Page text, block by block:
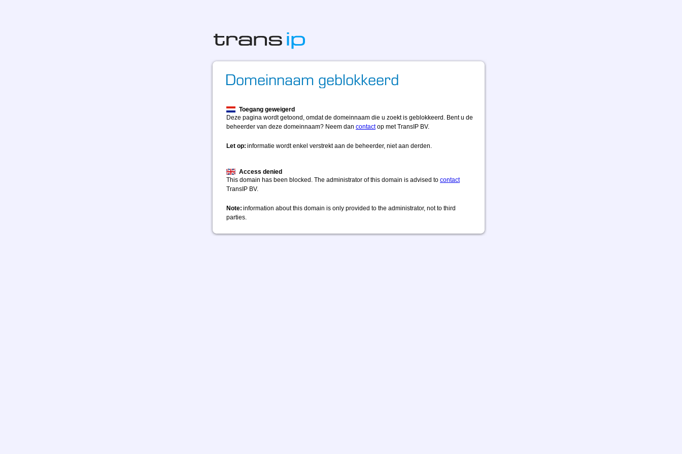
Toegang geweigerd
Deze pagina wordt getoond, omdat de domeinnaam die u zoekt is geblokkeerd. Bent u de
beheerder van deze domeinnaam? Neem dan contactop met TransIP BV.
Let op: informatie wordt enkel verstrekt aan de beheerder, niet aan derden.
Access denied
This domain has been blocked. The administrator of this domain is advised to contact
TransIP BV.
Note: information about this domain is only provided to the administrator, not to third
parties.